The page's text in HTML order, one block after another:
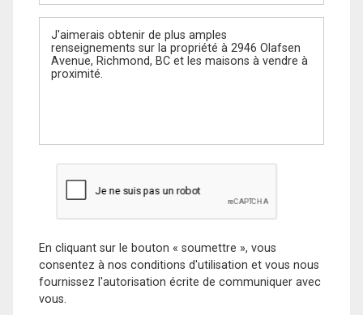
Message
En cliquant sur le bouton « soumettre », vous
consentez à nos conditions d'utilisation et vous nous
fournissez l'autorisation écrite de communiquer avec
vous.